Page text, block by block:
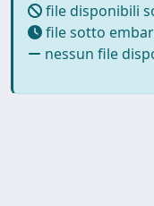
file disponibili
file sotto
nessun file